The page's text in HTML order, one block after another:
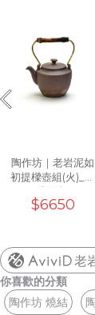
陶作坊｜老岩泥如
初提樑壺組(火)_一
壺兩杯
$6650
老
你喜歡的分類
陶作坊 燒結